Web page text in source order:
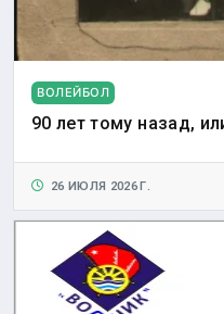
ВОЛЕЙБОЛ
90 лет тому назад,
26 ИЮЛЯ 2026 Г.